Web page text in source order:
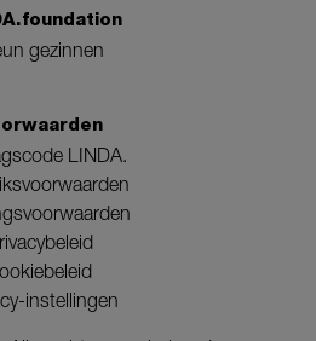
gezinnen
LINDA.
instellingen